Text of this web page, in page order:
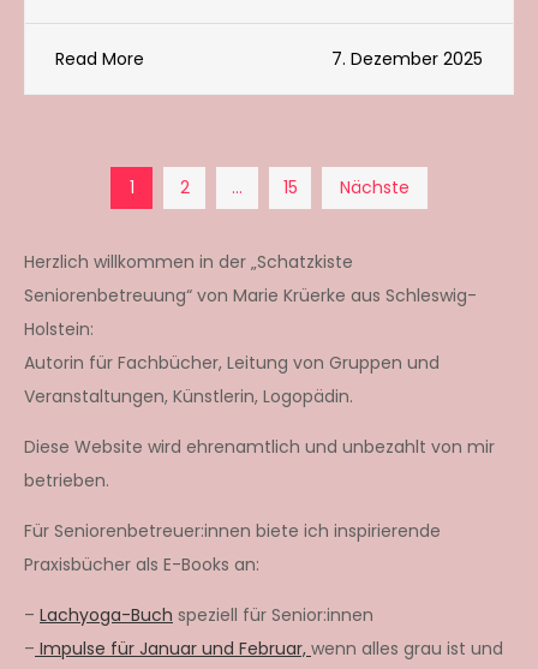
Read More 7. Dezember 2025
der
Beiträge
1 2 … 15 Nächste
Herzlich willkommen in der „Schatzkiste
Seniorenbetreuung“ von Marie Krüerke aus Schleswig-
Holstein:
Autorin für Fachbücher, Leitung von Gruppen und
Veranstaltungen, Künstlerin, Logopädin.
Diese Website wird ehrenamtlich und unbezahlt von mir
betrieben.
Für Seniorenbetreuer:innen biete ich inspirierende
Praxisbücher als E-Books an:
– Lachyoga-Buch speziell für Senior:innen
– Impulse für Januar und Februar, wenn alles grau ist und